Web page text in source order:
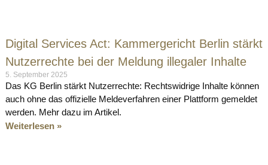
Digital Services Act: Kammergericht Berlin stärkt
Nutzerrechte bei der Meldung illegaler Inhalte
5. September 2025
Das KG Berlin stärkt Nutzerrechte: Rechtswidrige Inhalte können
auch ohne das offizielle Meldeverfahren einer Plattform gemeldet
werden. Mehr dazu im Artikel.
Weiterlesen »